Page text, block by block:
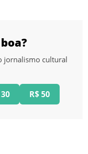
jornalismo cultural
R$ 50